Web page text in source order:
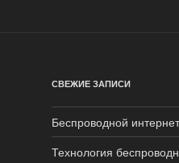
СВЕЖИЕ ЗАПИСИ
Беспроводной
Технология